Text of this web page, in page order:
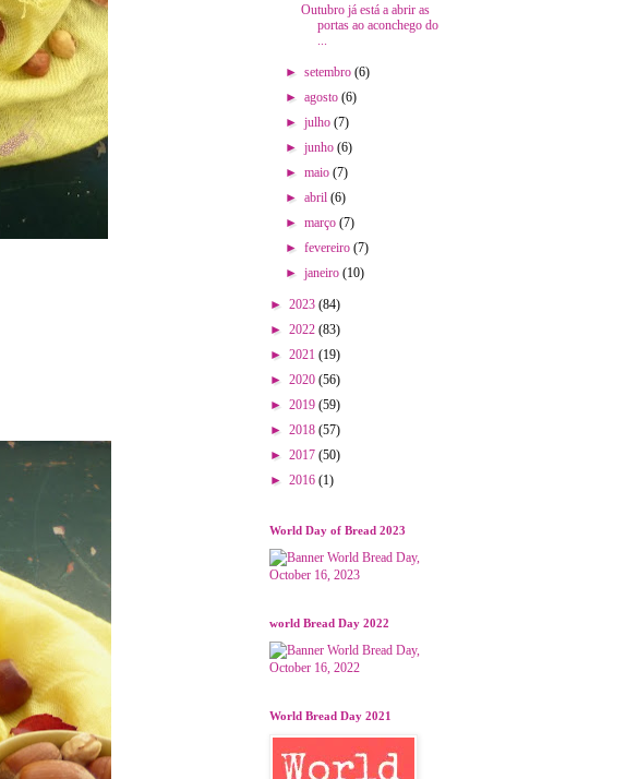
Outubro já está a abrir as
portas ao aconchego do
► setembro (6)
► agosto (6)
► julho (7)
► junho (6)
► maio (7)
► abril (6)
► março (7)
► fevereiro (7)
► janeiro (10)
► 2023 (84)
► 2022 (83)
► 2021 (19)
► 2020 (56)
► 2019 (59)
► 2018 (57)
► 2017 (50)
► 2016 (1)
World Day of Bread 2023
world Bread Day 2022
World Bread Day 2021